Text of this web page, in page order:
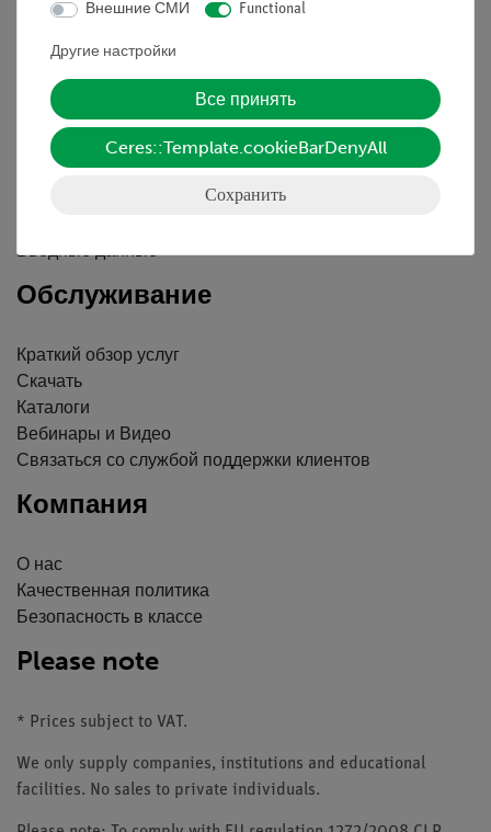
Информация
Контактное лицо
Условия сотрудничества
Вводные данные
Обслуживание
Краткий обзор услуг
Скачать
Каталоги
Вебинары и Видео
Связаться со службой поддержки клиентов
Компания
О нас
Качественная политика
Безопасность в классе
Please note
* Prices subject to VAT.
We only supply companies, institutions and educational
facilities. No sales to private individuals.
Внешние СМИ Functional
Другие настройки
Все принять
Ceres::Template.cookieBarDenyAll
Сохранить